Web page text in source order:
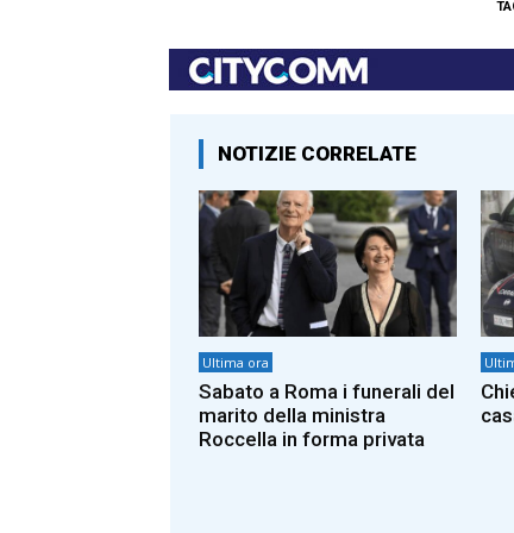
NOTIZIE CORRELATE
Ultima ora
Sabato a Roma i funerali del
marito della ministra
Roccella in forma privata